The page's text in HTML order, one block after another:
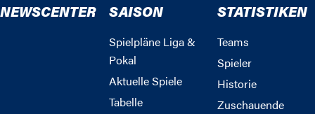
NEWSCENTER SAISON
Spielpläne Liga &
Pokal
Aktuelle Spiele
Tabelle
STATISTIKEN
Teams
Spieler
Historie
Zuschauende